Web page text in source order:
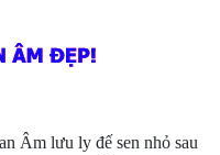
Âm lưu ly đế sen nhỏ sau